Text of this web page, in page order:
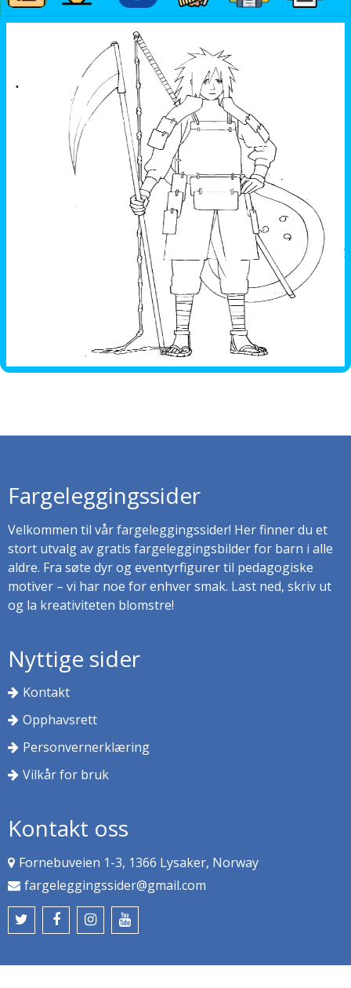
Fargeleggingssider
Velkommen til vår fargeleggingssider! Her finner du et
stort utvalg av gratis fargeleggingsbilder for barn i alle
aldre. Fra søte dyr og eventyrfigurer til pedagogiske
motiver – vi har noe for enhver smak. Last ned, skriv ut
og la kreativiteten blomstre!
Nyttige sider
Kontakt
Opphavsrett
Personvernerklæring
Vilkår for bruk
Kontakt oss
Fornebuveien 1-3, 1366 Lysaker, Norway
fargeleggingssider@gmail.com